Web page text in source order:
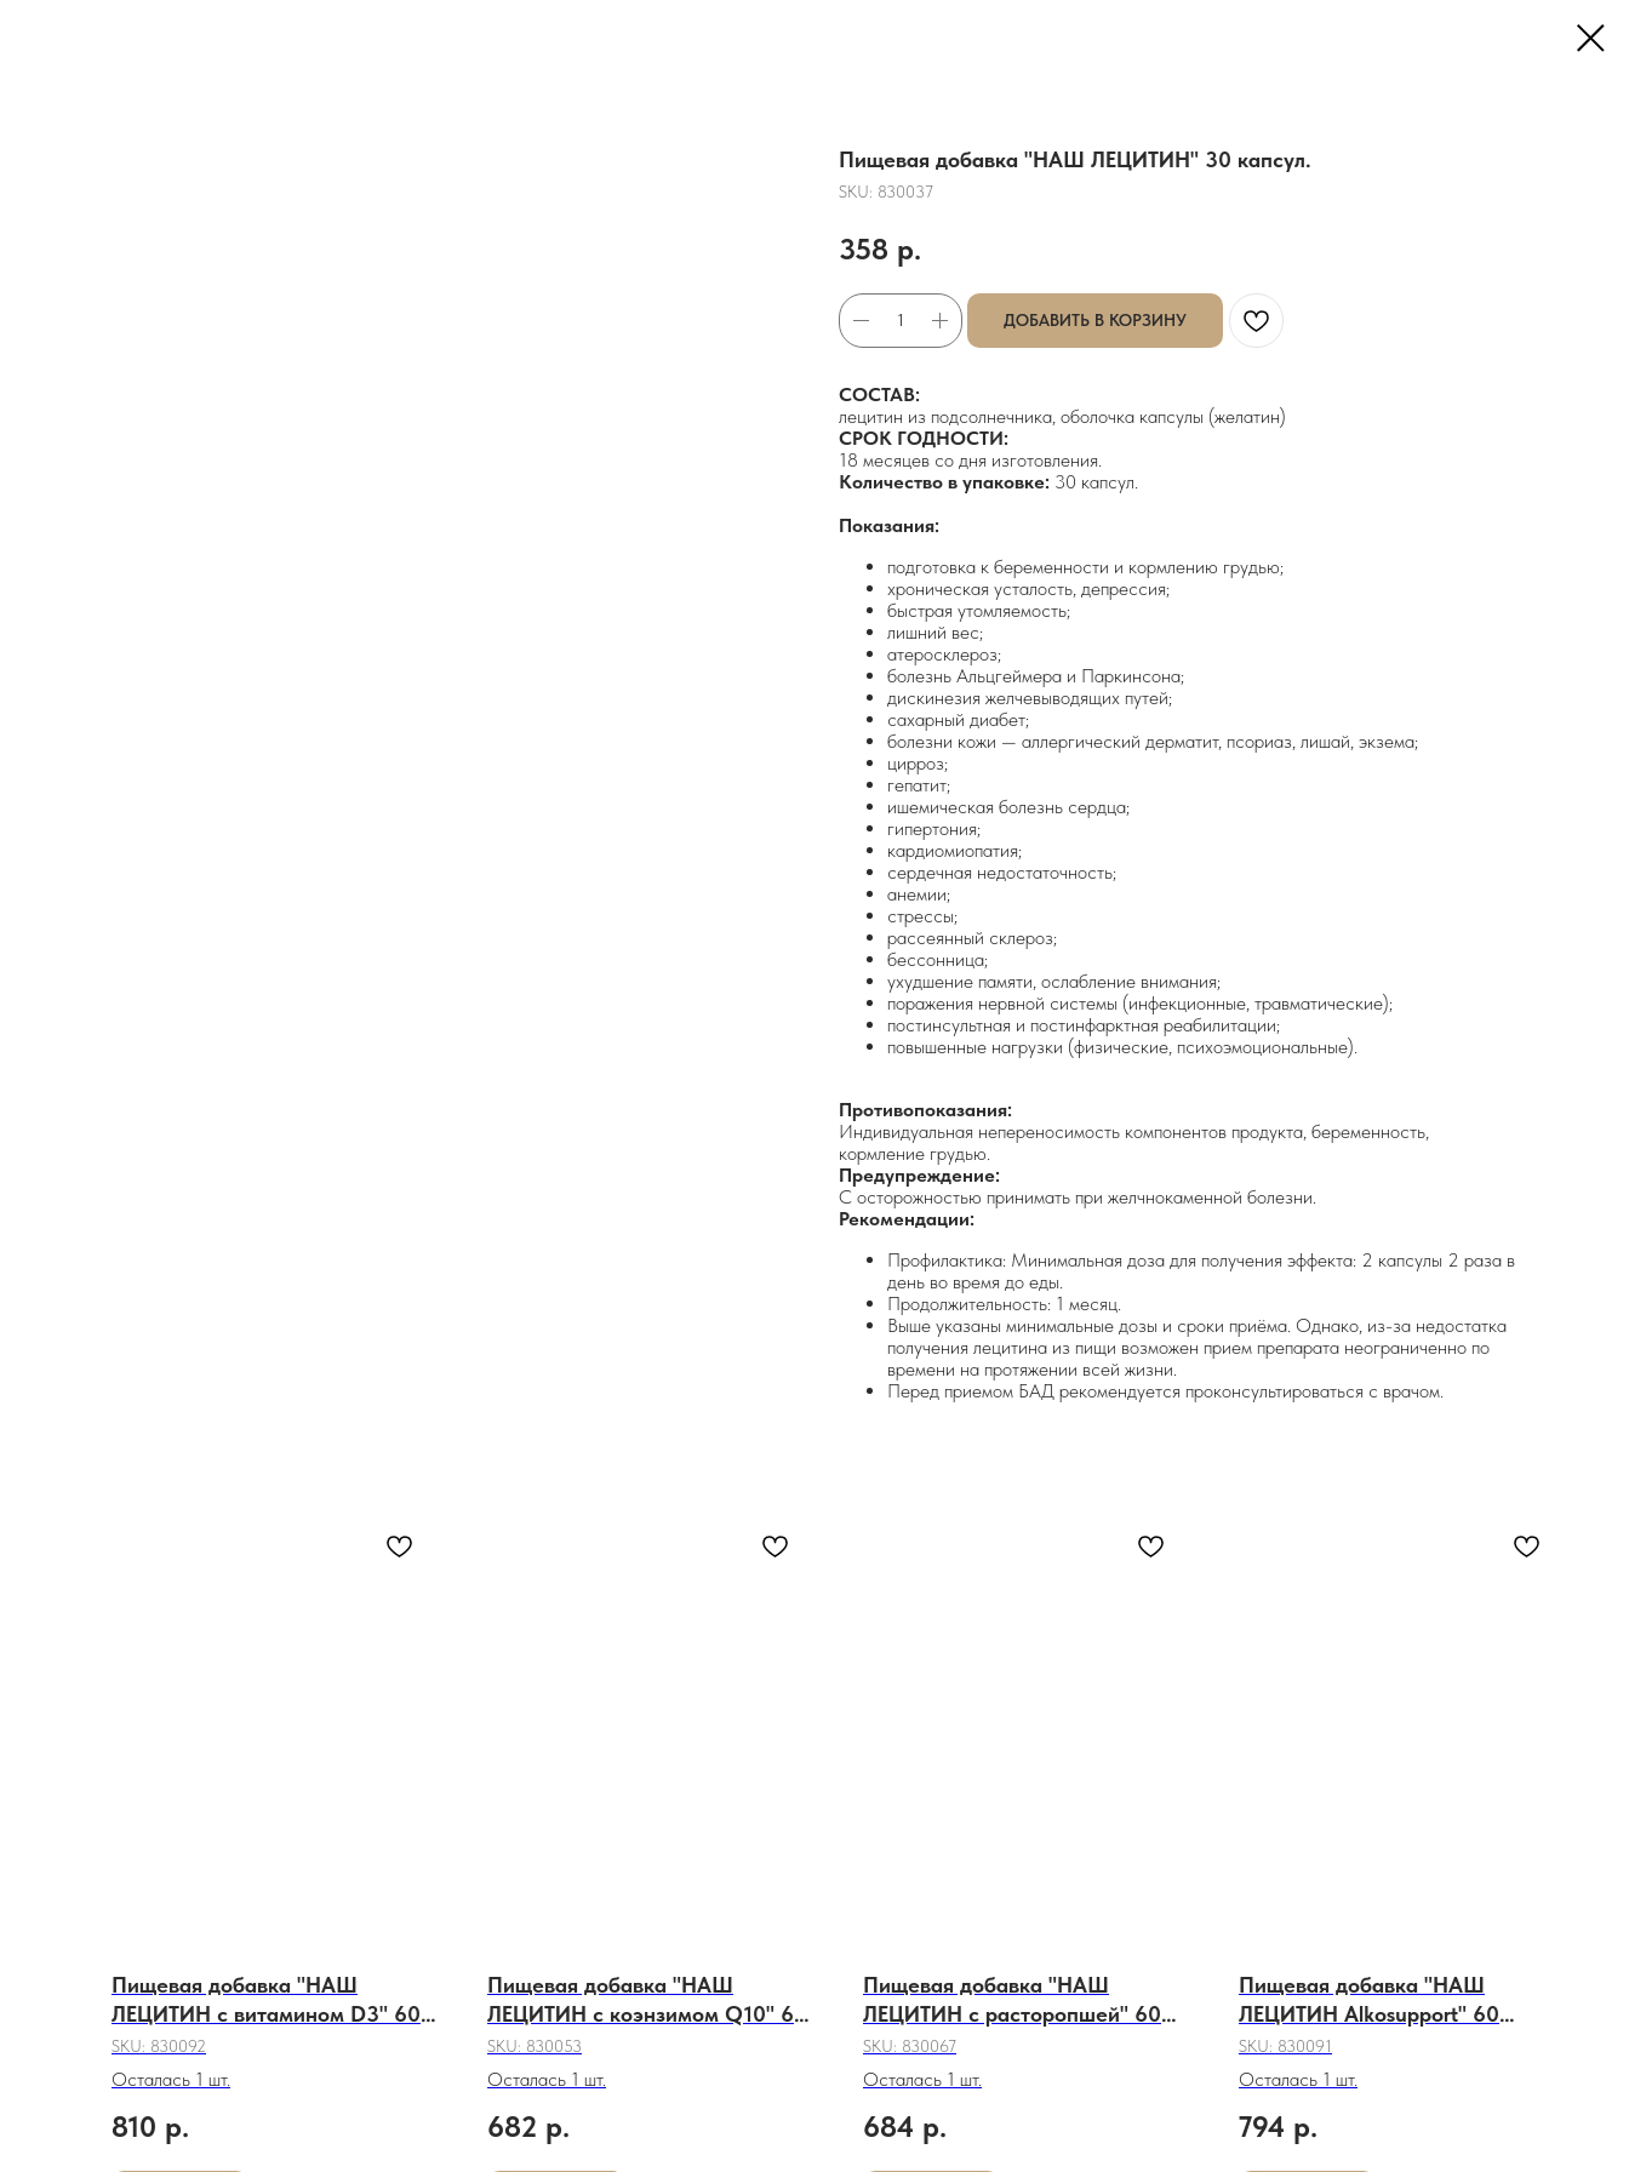
Пищевая добавка "НАШ ЛЕЦИТИН" 30 капсул.
SKU: 830037
358 р.
ДОБАВИТЬ В КОРЗИНУ
СОСТАВ:
лецитин из подсолнечника, оболочка капсулы (желатин)
СРОК ГОДНОСТИ:
18 месяцев со дня изготовления.
Количество в упаковке: 30 капсул.
Показания:
подготовка к беременности и кормлению грудью;
хроническая усталость, депрессия;
быстрая утомляемость;
лишний вес;
атеросклероз;
болезнь Альцгеймера и Паркинсона;
дискинезия желчевыводящих путей;
сахарный диабет;
болезни кожи — аллергический дерматит, псориаз, лишай, экзема;
цирроз;
гепатит;
ишемическая болезнь сердца;
гипертония;
кардиомиопатия;
сердечная недостаточность;
анемии;
стрессы;
рассеянный склероз;
бессонница;
ухудшение памяти, ослабление внимания;
поражения нервной системы (инфекционные, травматические);
постинсультная и постинфарктная реабилитации;
повышенные нагрузки (физические, психоэмоциональные).
Противопоказания:
Индивидуальная непереносимость компонентов продукта, беременность,
кормление грудью.
Предупреждение:
С осторожностью принимать при желчнокаменной болезни.
Рекомендации:
Профилактика: Минимальная доза для получения эффекта: 2 капсулы 2 раза в
день во время до еды.
Продолжительность: 1 месяц.
Выше указаны минимальные дозы и сроки приёма. Однако, из-за недостатка
получения лецитина из пищи возможен прием препарата неограниченно по
времени на протяжении всей жизни.
Перед приемом БАД рекомендуется проконсультироваться с врачом.
Пищевая добавка "НАШ
ЛЕЦИТИН с витамином D3" 60
капсул.
SKU: 830092
Осталась 1 шт.
810 р.
Пищевая добавка "НАШ
ЛЕЦИТИН с коэнзимом Q10" 60
капсул.
SKU: 830053
Осталась 1 шт.
682 р.
Пищевая добавка "НАШ
ЛЕЦИТИН с расторопшей" 60
капсул.
SKU: 830067
Осталась 1 шт.
684 р.
Пищевая добавка "НАШ
ЛЕЦИТИН Аlkosupport" 60
капсул.
SKU: 830091
Осталась 1 шт.
794 р.